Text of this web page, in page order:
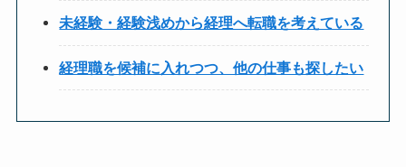
未経験・経験浅めから経理へ転職を考えている
経理職を候補に入れつつ、他の仕事も探したい